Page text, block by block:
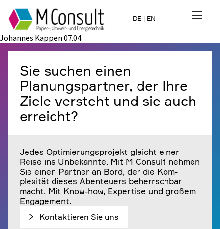
DE | EN
Johannes Kappen 07.04
Sie suchen einen
Planungspartner, der Ihre
Ziele versteht und sie auch
erreicht?
Jedes Optimierungsprojekt gleicht einer
Reise ins Unbekannte. Mit M Consult nehmen
Sie einen Partner an Bord, der die Kom­
plexität dieses Abenteuers beherrschbar
macht. Mit Know-how, Expertise und großem
Engagement.
Kontaktieren Sie uns
Investitionsvorhaben
Neue Technologien /
Innovationen
Beratung /
Studien
Engineering
Papiertechnik
Umwelttechnik
Elektro- /